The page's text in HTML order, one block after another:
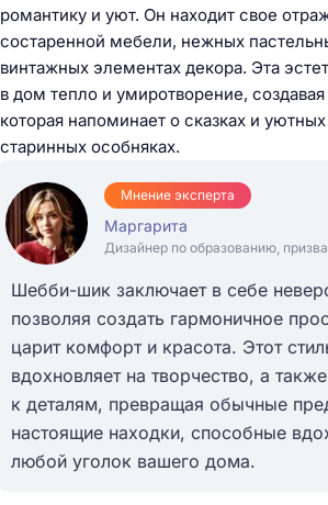
романтику и уют. Он находит свое
состаренной мебели, нежных
винтажных элементах декора. Эта
в дом тепло и умиротворение,
которая напоминает о сказках и
старинных особняках.
Мнение эксперта
Маргарита
Дизайнер по образованию,
Шебби-шик заключает в себе
позволяя создать гармоничное
царит комфорт и красота. Этот
вдохновляет на творчество, а
к деталям, превращая обычные
настоящие находки, способные
любой уголок вашего дома.